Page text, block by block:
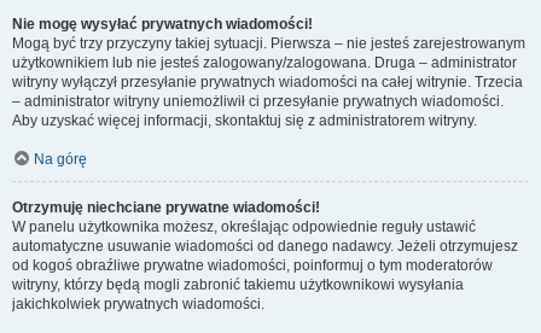
Nie mogę wysyłać prywatnych wiadomości!
Mogą być trzy przyczyny takiej sytuacji. Pierwsza – nie jesteś zarejestrowanym
użytkownikiem lub nie jesteś zalogowany/zalogowana. Druga – administrator
witryny wyłączył przesyłanie prywatnych wiadomości na całej witrynie. Trzecia
– administrator witryny uniemożliwił ci przesyłanie prywatnych wiadomości.
Aby uzyskać więcej informacji, skontaktuj się z administratorem witryny.
Na górę
Otrzymuję niechciane prywatne wiadomości!
W panelu użytkownika możesz, określając odpowiednie reguły ustawić
automatyczne usuwanie wiadomości od danego nadawcy. Jeżeli otrzymujesz
od kogoś obraźliwe prywatne wiadomości, poinformuj o tym moderatorów
witryny, którzy będą mogli zabronić takiemu użytkownikowi wysyłania
jakichkolwiek prywatnych wiadomości.